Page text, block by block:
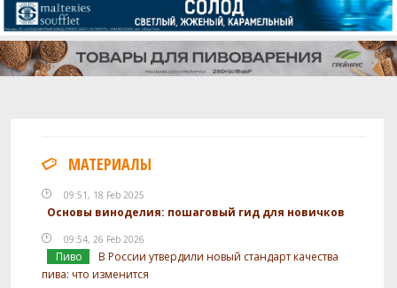
МАТЕРИАЛЫ
09:51, 18 Feb 2025
Основы виноделия: пошаговый гид для новичков
09:54, 26 Feb 2026
Пиво
В России утвердили новый стандарт качества
пива: что изменится